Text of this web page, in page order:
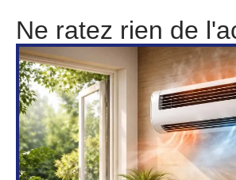
Ne ratez rien de